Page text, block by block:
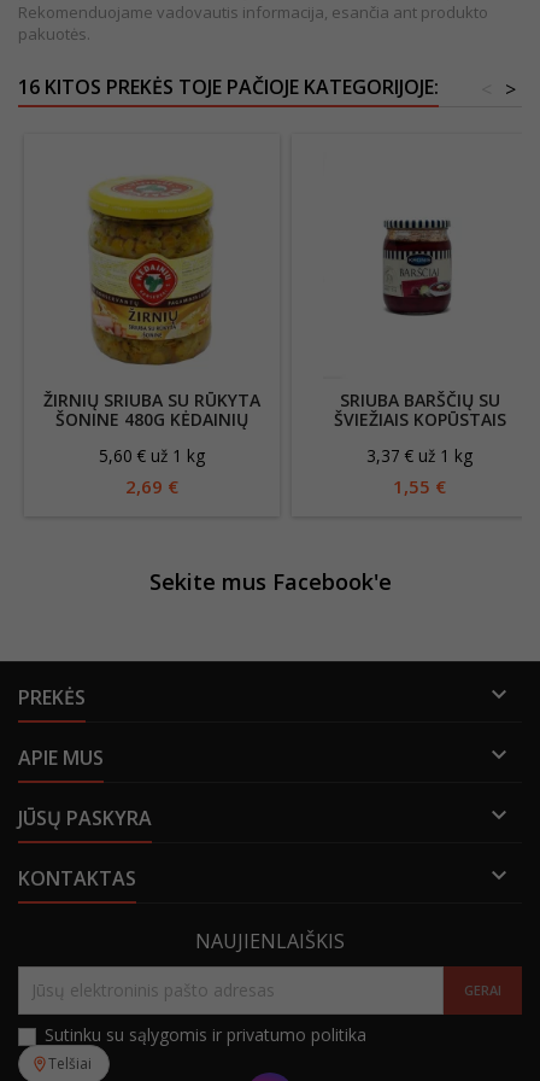
Rekomenduojame vadovautis informacija, esančia ant produkto
pakuotės.
16 KITOS PREKĖS TOJE PAČIOJE KATEGORIJOJE: >
ŽIRNIŲ SRIUBA SU RŪKYTA
ŠONINE 480G KĖDAINIŲ
5,60 € už 1 kg
2,69 €
SRIUBA BARŠČIŲ SU
ŠVIEŽIAIS KOPŪSTAIS
3,37 € už 1 kg
1,55 €
Sekite mus Facebook'e
PREKĖS 
APIE MUS 
JŪSŲ PASKYRA 
KONTAKTAS 
NAUJIENLAIŠKIS
Sutinku su sąlygomis ir privatumo politika
Telšiai